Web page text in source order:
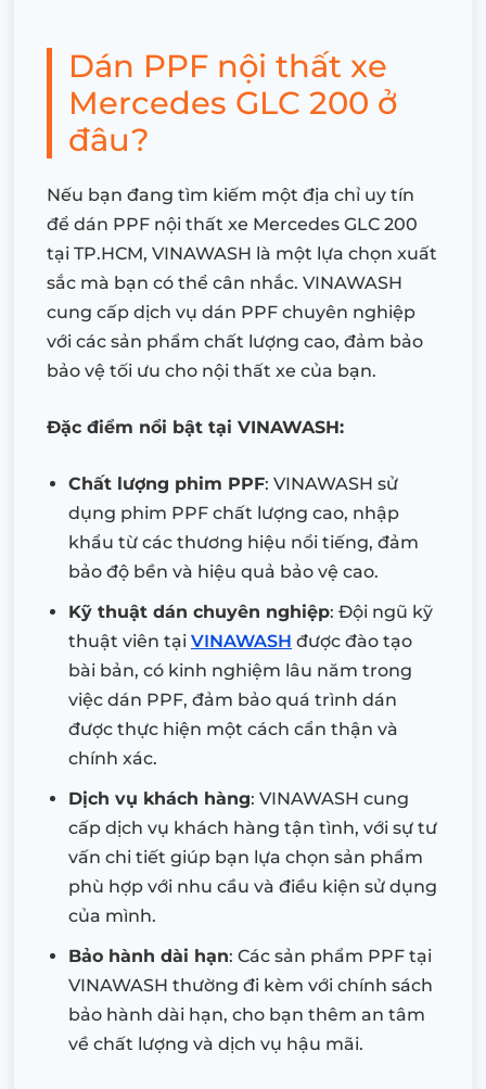
Dán PPF nội thất xe
Mercedes GLC 200 ở
đâu?
Nếu bạn đang tìm kiếm một địa chỉ uy tín
để dán PPF nội thất xe Mercedes GLC 200
tại TP.HCM, VINAWASH là một lựa chọn xuất
sắc mà bạn có thể cân nhắc. VINAWASH
cung cấp dịch vụ dán PPF chuyên nghiệp
với các sản phẩm chất lượng cao, đảm bảo
bảo vệ tối ưu cho nội thất xe của bạn.
Đặc điểm nổi bật tại VINAWASH:
Chất lượng phim PPF: VINAWASH sử
dụng phim PPF chất lượng cao, nhập
khẩu từ các thương hiệu nổi tiếng, đảm
bảo độ bền và hiệu quả bảo vệ cao.
Kỹ thuật dán chuyên nghiệp: Đội ngũ kỹ
thuật viên tại VINAWASH được đào tạo
bài bản, có kinh nghiệm lâu năm trong
việc dán PPF, đảm bảo quá trình dán
được thực hiện một cách cẩn thận và
chính xác.
Dịch vụ khách hàng: VINAWASH cung
cấp dịch vụ khách hàng tận tình, với sự tư
vấn chi tiết giúp bạn lựa chọn sản phẩm
phù hợp với nhu cầu và điều kiện sử dụng
của mình.
Bảo hành dài hạn: Các sản phẩm PPF tại
VINAWASH thường đi kèm với chính sách
bảo hành dài hạn, cho bạn thêm an tâm
về chất lượng và dịch vụ hậu mãi.